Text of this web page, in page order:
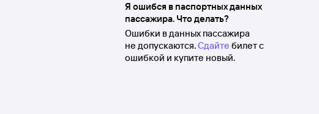
Я ошибся в паспортных данных
пассажира. Что делать?
Ошибки в данных пассажира
не допускаются.Сдайте билет с
ошибкой и купите новый.